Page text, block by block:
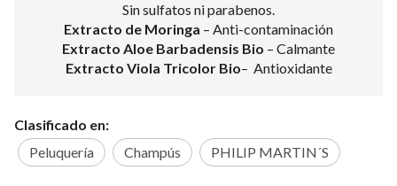
Sin sulfatos ni parabenos.
Extracto de Moringa – Anti-contaminación
Extracto Aloe Barbadensis Bio – Calmante
Extracto Viola Tricolor Bio– Antioxidante
Clasificado en:
Peluquería
Champús PHILIP MARTIN´S